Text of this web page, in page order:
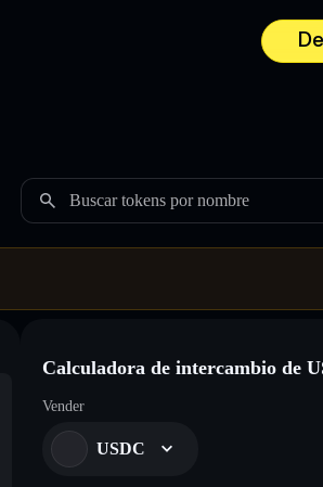
Buscar tokens por nombre
Calculadora de intercambio de
Vender
USDC